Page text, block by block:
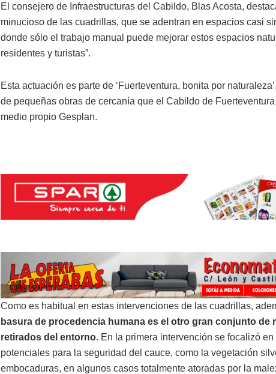
El consejero de Infraestructuras del Cabildo, Blas Acosta,
minucioso de las cuadrillas, que se adentran en espacios casi
donde sólo el trabajo manual puede mejorar estos espacios
residentes y turistas”.
Esta actuación es parte de ‘Fuerteventura, bonita por
de pequeñas obras de cercanía que el Cabildo de
medio propio Gesplan.
Como es habitual en estas intervenciones de las cuadrillas,
basura de procedencia humana es el otro gran conjunto de
retirados del entorno. En la primera intervención se focalizó
potenciales para la seguridad del cauce, como la vegetación
embocaduras, en algunos casos totalmente atoradas por la